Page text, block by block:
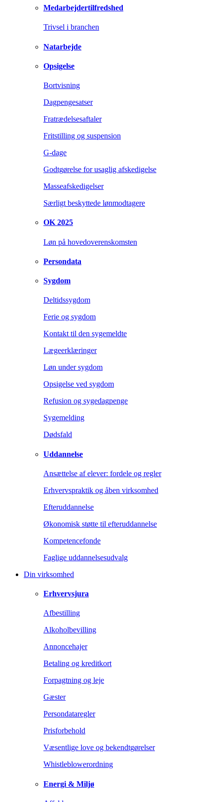
Medarbejdertilfredshed
Trivsel i branchen
Natarbejde
Opsigelse
Bortvisning
Dagpengesatser
Fratrædelsesaftaler
Fritstilling og suspension
G-dage
Godtgørelse for usaglig afskedigelse
Masseafskedigelser
Særligt beskyttede lønmodtagere
OK 2025
Løn på hovedoverenskomsten
Persondata
Sygdom
Deltidssygdom
Ferie og sygdom
Kontakt til den sygemeldte
Lægeerklæringer
Løn under sygdom
Opsigelse ved sygdom
Refusion og sygedagpenge
Sygemelding
Dødsfald
Uddannelse
Ansættelse af elever: fordele og regler
Erhvervspraktik og åben virksomhed
Efteruddannelse
Økonomisk støtte til efteruddannelse
Kompetencefonde
Faglige uddannelsesudvalg
Din virksomhed
Erhvervsjura
Afbestilling
Alkoholbevilling
Annoncehajer
Betaling og kreditkort
Forpagtning og leje
Gæster
Persondataregler
Prisforbehold
Væsentlige love og bekendtgørelser
Whistleblowerordning
Energi & Miljø